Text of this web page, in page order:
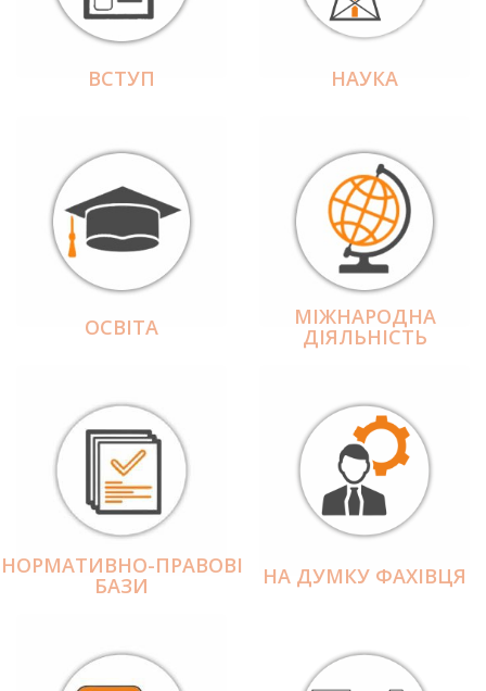
ВСТУП НАУКА
ОСВІТА МІЖНАРОДНА
ДІЯЛЬНІCТЬ
НОРМАТИВНО-ПРАВОВІ
БАЗИ НА ДУМКУ ФАХІВЦЯ